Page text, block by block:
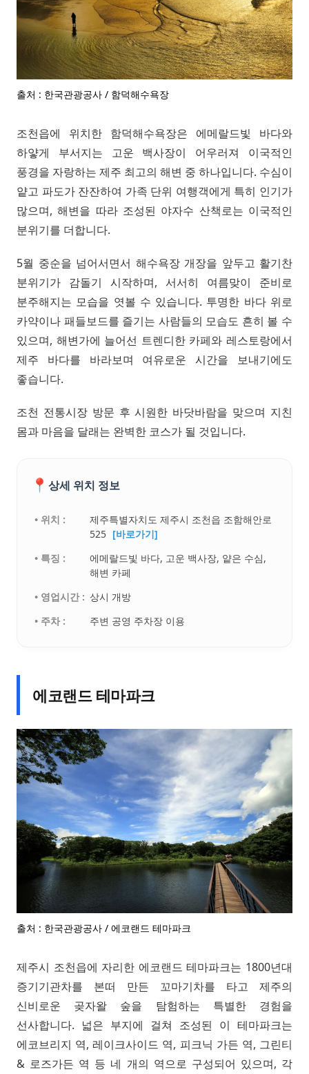
출처 : 한국관광공사 / 함덕해수욕장
조천읍에 위치한 함덕해수욕장은 에메랄드빛 바다와
하얗게 부서지는 고운 백사장이 어우러져 이국적인
풍경을 자랑하는 제주 최고의 해변 중 하나입니다. 수심이
얕고 파도가 잔잔하여 가족 단위 여행객에게 특히 인기가
많으며, 해변을 따라 조성된 야자수 산책로는 이국적인
분위기를 더합니다.
5월 중순을 넘어서면서 해수욕장 개장을 앞두고 활기찬
분위기가 감돌기 시작하며, 서서히 여름맞이 준비로
분주해지는 모습을 엿볼 수 있습니다. 투명한 바다 위로
카약이나 패들보드를 즐기는 사람들의 모습도 흔히 볼 수
있으며, 해변가에 늘어선 트렌디한 카페와 레스토랑에서
제주 바다를 바라보며 여유로운 시간을 보내기에도
좋습니다.
조천 전통시장 방문 후 시원한 바닷바람을 맞으며 지친
몸과 마음을 달래는 완벽한 코스가 될 것입니다.
📍 상세 위치 정보
• 위치 :
제주특별자치도 제주시 조천읍 조함해안로
525 [바로가기]
• 특징 :
에메랄드빛 바다, 고운 백사장, 얕은 수심,
해변 카페
• 영업시간 : 상시 개방
• 주차 :
주변 공영 주차장 이용
에코랜드 테마파크
출처 : 한국관광공사 / 에코랜드 테마파크
제주시 조천읍에 자리한 에코랜드 테마파크는 1800년대
증기기관차를 본떠 만든 꼬마기차를 타고 제주의
신비로운 곶자왈 숲을 탐험하는 특별한 경험을
선사합니다. 넓은 부지에 걸쳐 조성된 이 테마파크는
에코브리지 역, 레이크사이드 역, 피크닉 가든 역, 그린티
& 로즈가든 역 등 네 개의 역으로 구성되어 있으며, 각